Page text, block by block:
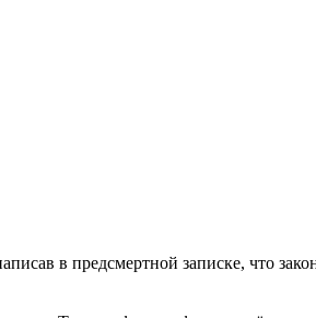
в предсмертной записке, что